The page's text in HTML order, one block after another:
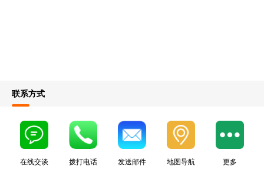
联系方式
在线交谈 拨打电话 发送邮件 地图导航 更多